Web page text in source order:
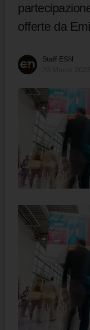
offerte da
Staff ESN